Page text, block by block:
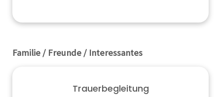
Familie / Freunde / Interessantes
Trauerbegleitung